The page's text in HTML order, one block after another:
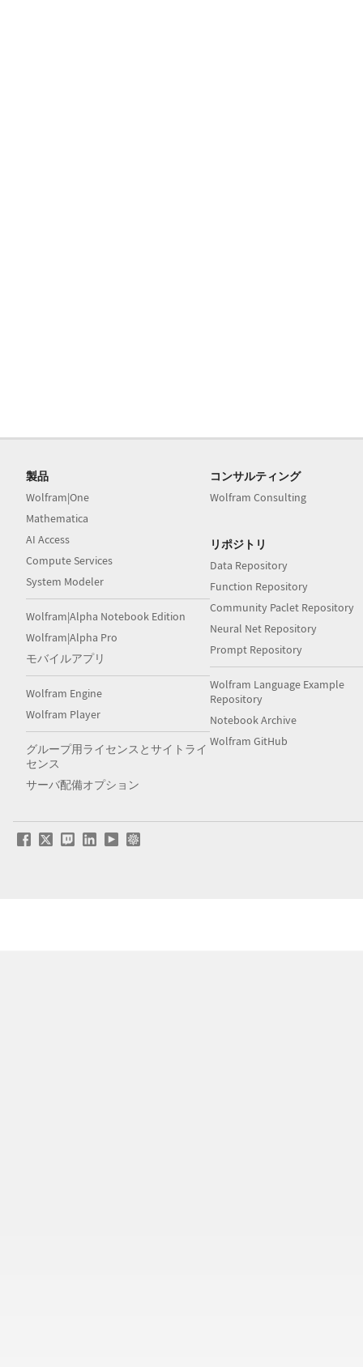
製品
Wolfram|One
Mathematica
AI Access
Compute Services
System Modeler
Wolfram|Alpha Notebook Edition
Wolfram|Alpha Pro
モバイルアプリ
Wolfram Engine
Wolfram Player
グループ用ライセンスとサイトライ
センス
サーバ配備オプション
コンサルティング
Wolfram Consulting
リポジトリ
Data Repository
Function Repository
Community Paclet Repository
Neural Net Repository
Prompt Repository
Wolfram Language Example
Repository
Notebook Archive
Wolfram GitHub